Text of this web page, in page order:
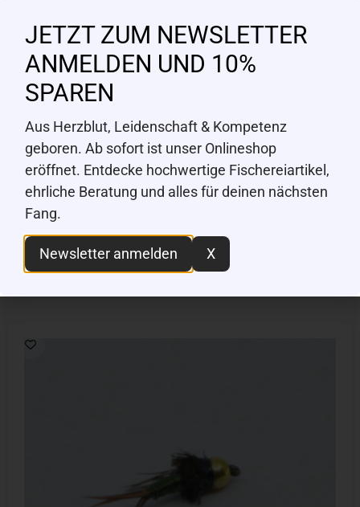
Wild & Free Pro Flies
Nymphe, BH Copper John Red, #18
CHF2.50
JETZT ZUM NEWSLETTER
ANMELDEN UND 10%
SPAREN
Aus Herzblut, Leidenschaft & Kompetenz
geboren. Ab sofort ist unser Onlineshop
eröffnet. Entdecke hochwertige Fischereiartikel,
ehrliche Beratung und alles für deinen nächsten
Fang.
Newsletter anmelden X